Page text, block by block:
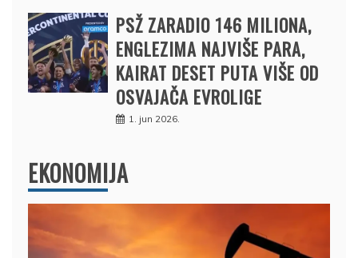
PSŽ ZARADIO 146 MILIONA,
ENGLEZIMA NAJVIŠE PARA,
KAIRAT DESET PUTA VIŠE OD
OSVAJAČA EVROLIGE
1. jun 2026.
EKONOMIJA